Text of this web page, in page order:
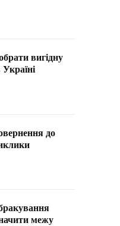
вигідну
до
межу